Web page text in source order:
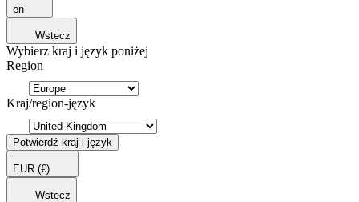
en
Wstecz
Wybierz kraj i język poniżej
Region
Kraj/region-język
Potwierdź kraj i język
EUR (€)
Wstecz